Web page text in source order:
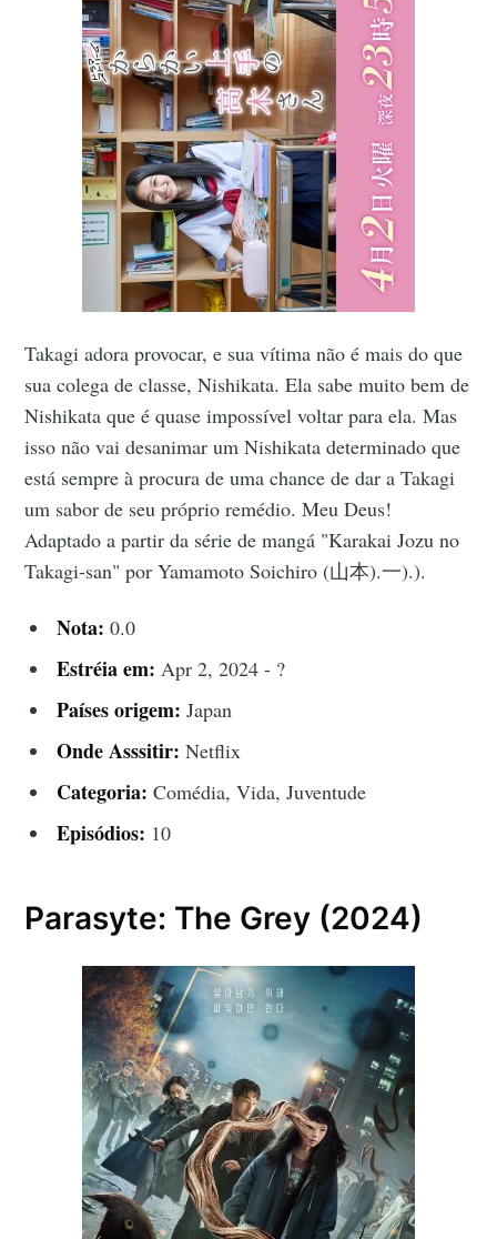
Takagi adora provocar, e sua vítima não é mais do que
sua colega de classe, Nishikata. Ela sabe muito bem de
Nishikata que é quase impossível voltar para ela. Mas
isso não vai desanimar um Nishikata determinado que
está sempre à procura de uma chance de dar a Takagi
um sabor de seu próprio remédio. Meu Deus!
Adaptado a partir da série de mangá "Karakai Jozu no
Takagi-san" por Yamamoto Soichiro (山本).一).).
Nota: 0.0
Estréia em: Apr 2, 2024 - ?
Países origem: Japan
Onde Asssitir: Netflix
Categoria: Comédia, Vida, Juventude
Episódios: 10
Parasyte: The Grey (2024)